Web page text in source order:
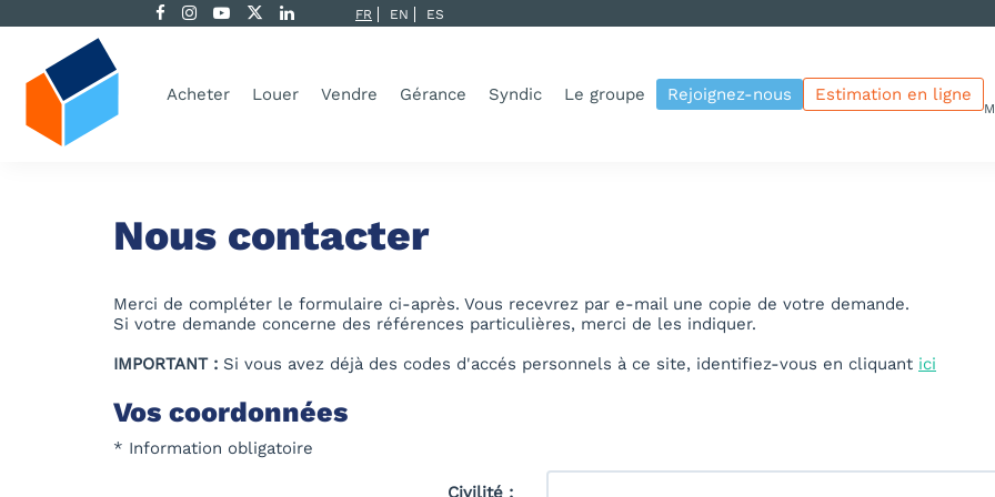
FR EN ES
Acheter Louer Vendre Gérance Syndic Le groupe Rejoignez-nous Estimation en ligne
Nous contacter
Merci de compléter le formulaire ci-après. Vous recevrez par e-mail une copie de votre demande.
Si votre demande concerne des références particulières, merci de les indiquer.
IMPORTANT : Si vous avez déjà des codes d'accés personnels à ce site, identifiez-vous en cliquant ici
Vos coordonnées
* Information obligatoire
Civilité :